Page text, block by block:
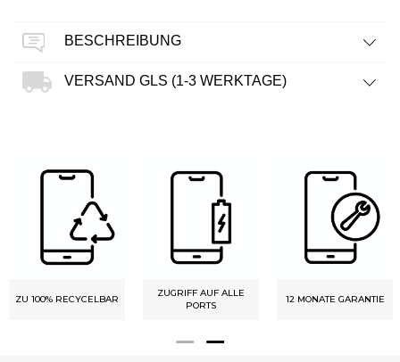
BESCHREIBUNG
VERSAND GLS (1-3 WERKTAGE)
ZU 100% RECYCELBAR
ZUGRIFF AUF ALLE
PORTS
12 MONATE GARANTIE